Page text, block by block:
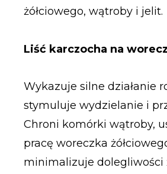
żółciowego, wątroby i jelit.
Liść karczocha na
Wykazuje silne działanie
stymuluje wydzielanie i
Chroni komórki wątroby,
pracę woreczka
minimalizuje dolegliwości